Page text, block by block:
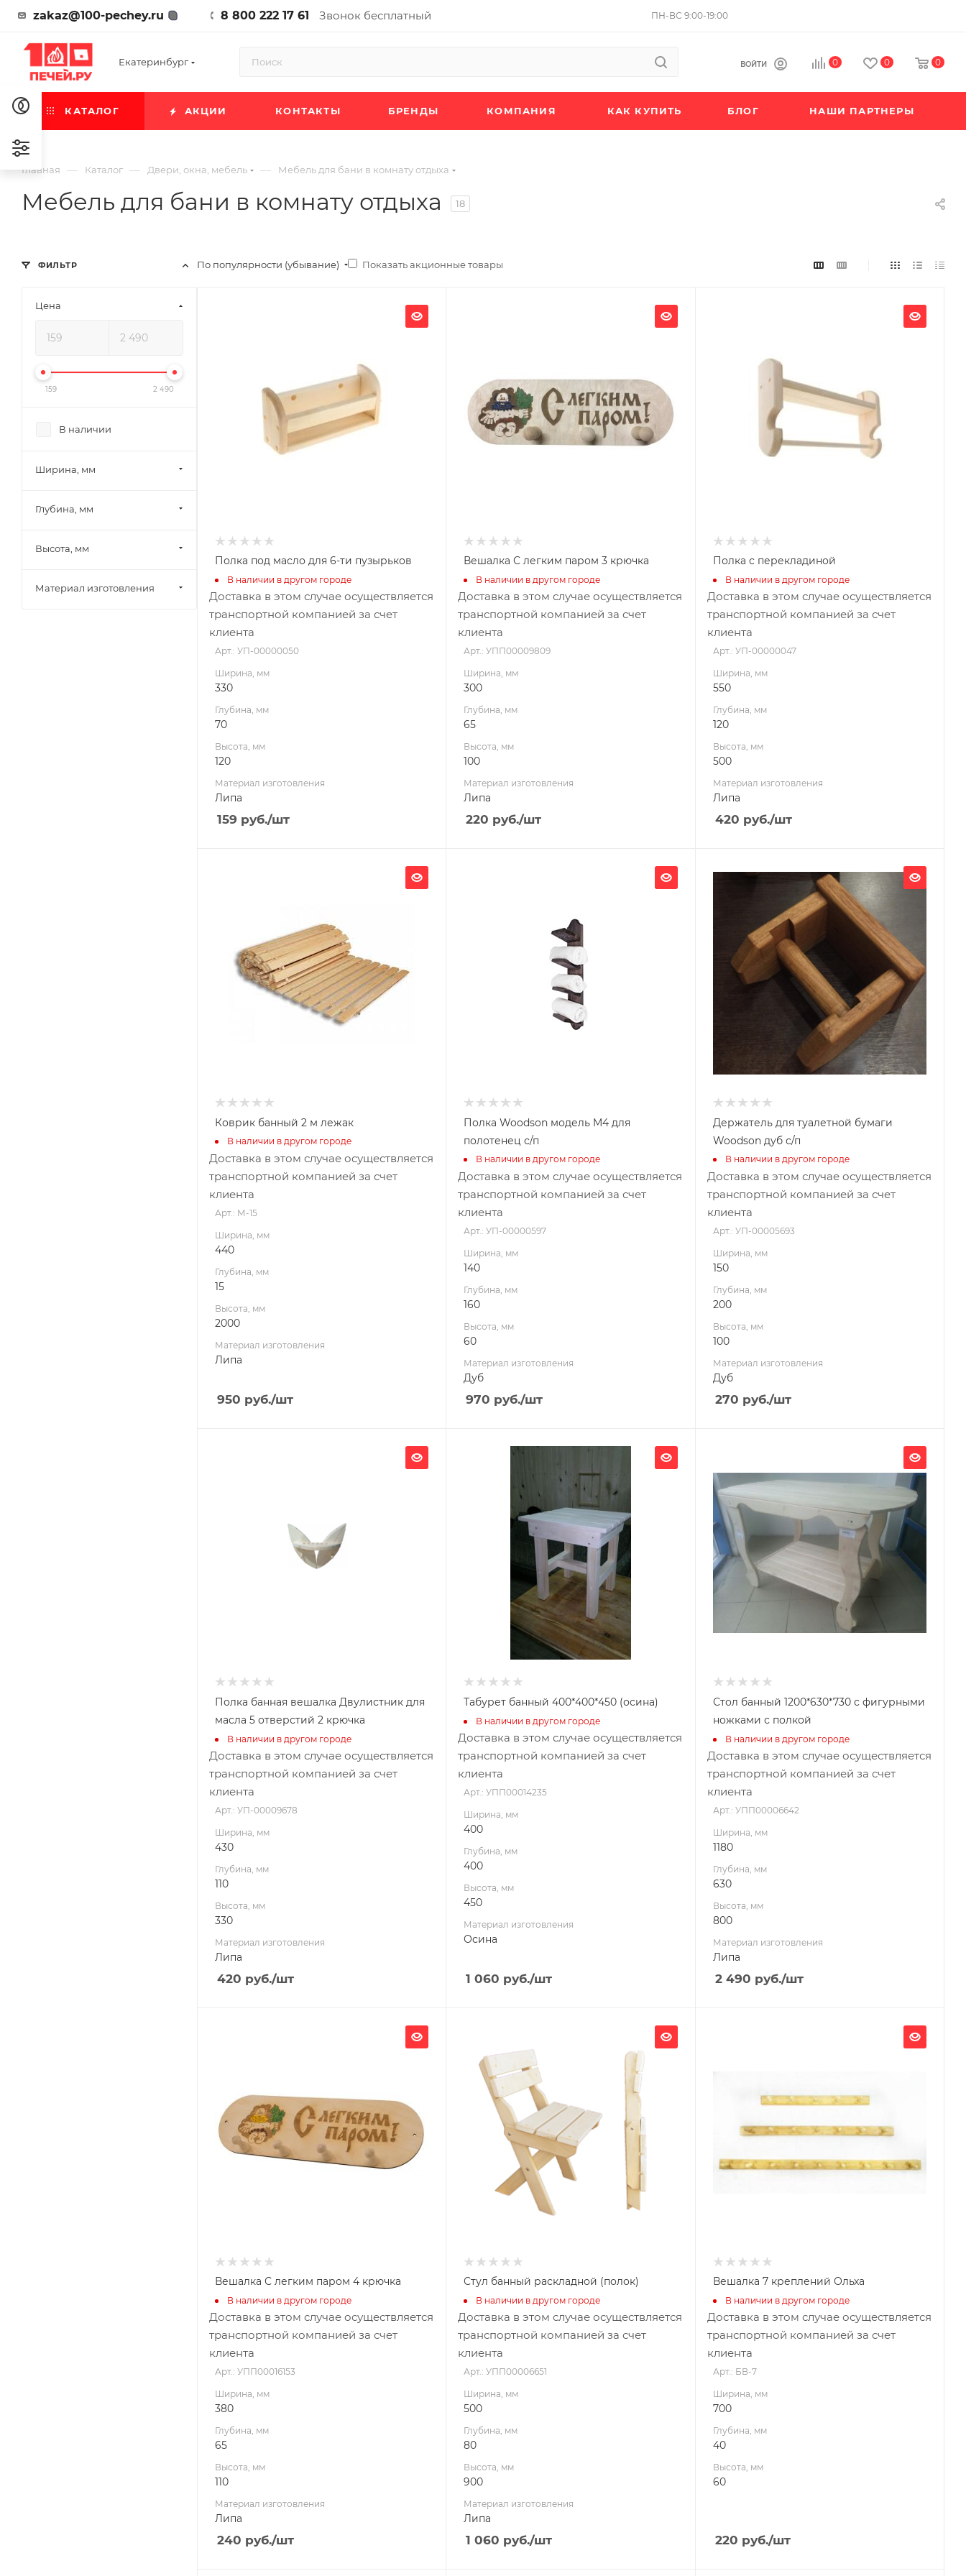
zakaz@100-pechey.ru 8 800 222 17 61 Звонок бесплатный ПН-ВС 9:00-19:00
Екатеринбург ВОЙТИ 0 0 0
КАТАЛОГ АКЦИИ КОНТАКТЫ БРЕНДЫ КОМПАНИЯ КАК КУПИТЬ БЛОГ НАШИ ПАРТНЕРЫ
Главная — Каталог — Двери, окна, мебель — Мебель для бани в комнату отдыха
Мебель для бани в комнату отдыха 18
По популярности (убывание) Показать акционные товары
Материал изготовления
Полка под масло для 6-ти пузырьков
В наличии в другом городе
Доставка в этом случае осуществляется
транспортной компанией за счет
клиента
Арт.: УП-00000050
Ширина, мм
330
Глубина, мм
70
Высота, мм
120
Материал изготовления
Липа
159 руб./шт
Высота, мм
100
Материал изготовления
Липа
Вешалка С легким паром 3 крючка
В наличии в другом городе
Доставка в этом случае осуществляется
транспортной компанией за счет
клиента
Арт.: УПП00009809
Ширина, мм
300
Глубина, мм
65
Высота, мм
100
Материал изготовления
Липа
220 руб./шт
Высота, мм
Материал изготовления
Полка с перекладиной
В наличии в другом городе
Доставка в этом случае осуществляется
транспортной компанией за счет
клиента
Арт.: УП-00000047
Ширина, мм
550
Глубина, мм
120
Высота, мм
500
Материал изготовления
Липа
420 руб./шт
Высота, мм
2000
Материал изготовления
Коврик банный 2 м лежак
В наличии в другом городе
Доставка в этом случае осуществляется
транспортной компанией за счет
клиента
Арт.: М-15
Ширина, мм
440
Глубина, мм
15
Высота, мм
2000
Материал изготовления
Липа
950 руб./шт
Материал изготовления
Полка Woodson модель M4 для
полотенец с/п
В наличии в другом городе
Доставка в этом случае осуществляется
транспортной компанией за счет
клиента
Арт.: УП-00000597
Ширина, мм
140
Глубина, мм
160
Высота, мм
60
Материал изготовления
Дуб
970 руб./шт
Ширина, мм
Высота, мм
Материал изготовления
Держатель для туалетной бумаги
Woodson дуб с/п
В наличии в другом городе
Доставка в этом случае осуществляется
транспортной компанией за счет
клиента
Арт.: УП-00005693
Ширина, мм
150
Глубина, мм
200
Высота, мм
100
Материал изготовления
Дуб
270 руб./шт
Материал изготовления
Полка банная вешалка Двулистник для
масла 5 отверстий 2 крючка
В наличии в другом городе
Доставка в этом случае осуществляется
транспортной компанией за счет
клиента
Арт.: УП-00009678
Ширина, мм
430
Глубина, мм
110
Высота, мм
330
Материал изготовления
Липа
420 руб./шт
Ширина, мм
Материал изготовления
Табурет банный 400*400*450 (осина)
В наличии в другом городе
Доставка в этом случае осуществляется
транспортной компанией за счет
клиента
Арт.: УПП00014235
Ширина, мм
400
Глубина, мм
400
Высота, мм
450
Материал изготовления
Осина
1 060 руб./шт
Глубина, мм
630
Высота, мм
800
Материал изготовления
Липа
Стол банный 1200*630*730 с фигурными
ножками с полкой
В наличии в другом городе
Доставка в этом случае осуществляется
транспортной компанией за счет
клиента
Арт.: УПП00006642
Ширина, мм
1180
Глубина, мм
630
Высота, мм
800
Материал изготовления
Липа
2 490 руб./шт
Высота, мм
110
Материал изготовления
Липа
Вешалка С легким паром 4 крючка
В наличии в другом городе
Доставка в этом случае осуществляется
транспортной компанией за счет
клиента
Арт.: УПП00016153
Ширина, мм
380
Глубина, мм
65
Высота, мм
110
Материал изготовления
Липа
240 руб./шт
Глубина, мм
Высота, мм
Материал изготовления
Стул банный раскладной (полок)
В наличии в другом городе
Доставка в этом случае осуществляется
транспортной компанией за счет
клиента
Арт.: УПП00006651
Ширина, мм
500
Глубина, мм
80
Высота, мм
900
Материал изготовления
Липа
1 060 руб./шт
Высота, мм
Вешалка 7 креплений Ольха
В наличии в другом городе
Доставка в этом случае осуществляется
транспортной компанией за счет
клиента
Арт.: БВ-7
Ширина, мм
700
Глубина, мм
40
Высота, мм
60
220 руб./шт
ФИЛЬТР
Цена
159 2 490
В наличии
Ширина, мм
Глубина, мм
Высота, мм
Материал изготовления